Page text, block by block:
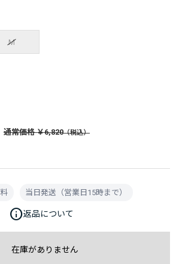
M
通常価格 ￥6,820
在庫がありません
当日発送（営業日15時まで）
info返品について